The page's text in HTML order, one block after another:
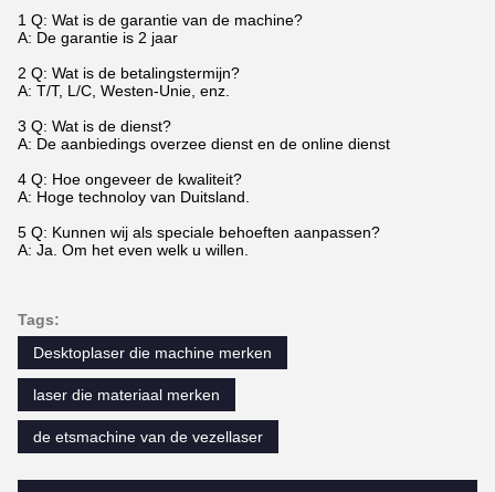
1 Q: Wat is de garantie van de machine?
A: De garantie is 2 jaar
2 Q: Wat is de betalingstermijn?
A: T/T, L/C, Westen-Unie, enz.
3 Q: Wat is de dienst?
A: De aanbiedings overzee dienst en de online dienst
4 Q: Hoe ongeveer de kwaliteit?
A: Hoge technoloy van Duitsland.
5 Q: Kunnen wij als speciale behoeften aanpassen?
A: Ja. Om het even welk u willen.
Tags:
Desktoplaser die machine merken
laser die materiaal merken
de etsmachine van de vezellaser